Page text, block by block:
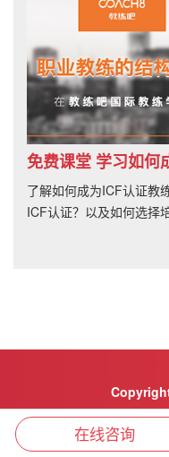
免费课堂 学习如何
了解如何成为ICF认证教
ICF认证？以及如何选择
京ICP
在线咨询